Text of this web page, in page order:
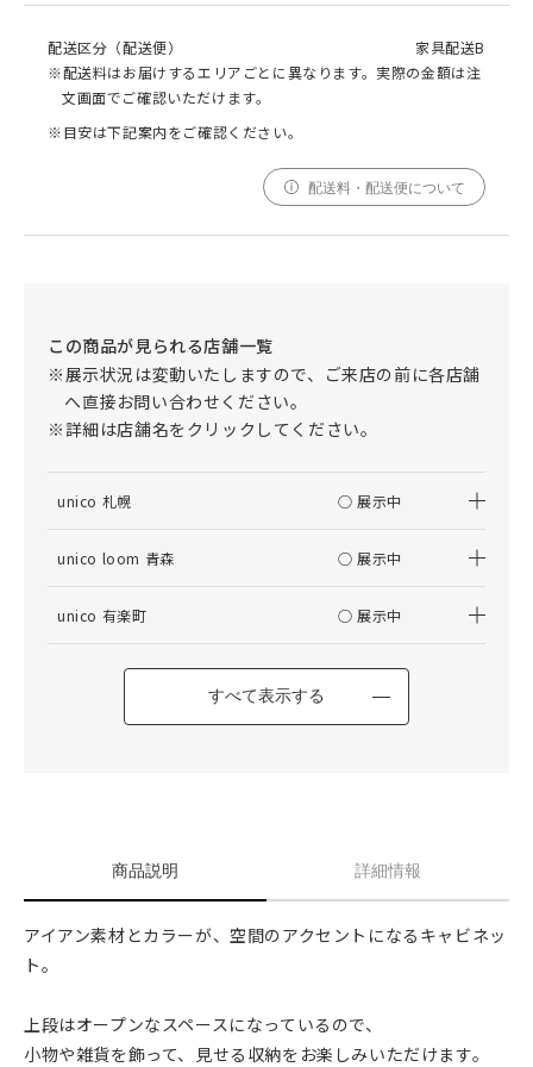
商品説明 詳細情報
アイアン素材とカラーが、空間のアクセントになるキャビネッ
ト。
上段はオープンなスペースになっているので、
小物や雑貨を飾って、見せる収納をお楽しみいただけます。
配送区分（配送便）
家具配送B
※配送料はお届けするエリアごとに異なります。実際の金額は注
文画面でご確認いただけます。
※目安は下記案内をご確認ください。
配送料・配送便について
この商品が見られる店舗一覧
※展示状況は変動いたしますので、ご来店の前に各店舗
へ直接お問い合わせください。
※詳細は店舗名をクリックしてください。
unico 札幌 ○ 展示中
unico loom 青森 ○ 展示中
unico 有楽町 ○ 展示中
すべて表示する